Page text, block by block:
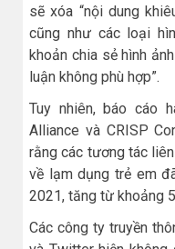
sẽ xóa “nội dung
cũng như các loại
khoản chia sẻ hình
luận không phù hợp”.
Tuy nhiên, báo cáo
Alliance và CRISP
rằng các tương tác
về lạm dụng trẻ em
2021, tăng từ khoảng
Các công ty truyền